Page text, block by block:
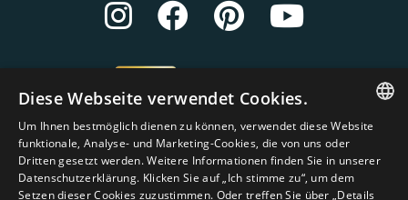
ENGLISH
DUTCH
Diese Webseite verwendet Cookies.
Um Ihnen bestmöglich dienen zu können, verwendet diese Website
funktionale, Analyse- und Marketing-Cookies, die von uns oder
Dritten gesetzt werden. Weitere Informationen finden Sie in unserer
Datenschutzerklärung. Klicken Sie auf „Ich stimme zu“, um dem
Setzen dieser Cookies zuzustimmen. Oder treffen Sie über „Details